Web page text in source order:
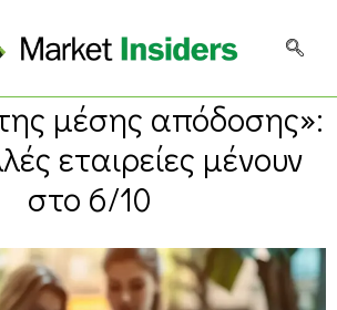
μέσης απόδοσης»:
εταιρείες μένουν
στο 6/10